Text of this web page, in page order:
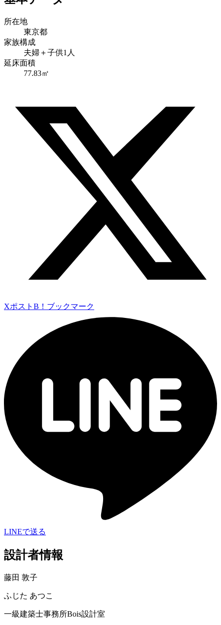
所在地
東京都
家族構成
夫婦＋子供1人
延床面積
77.83㎡
Xポスト B！ブックマーク
LINEで送る
設計者情報
藤田 敦子
ふじた あつこ
一級建築士事務所Bois設計室